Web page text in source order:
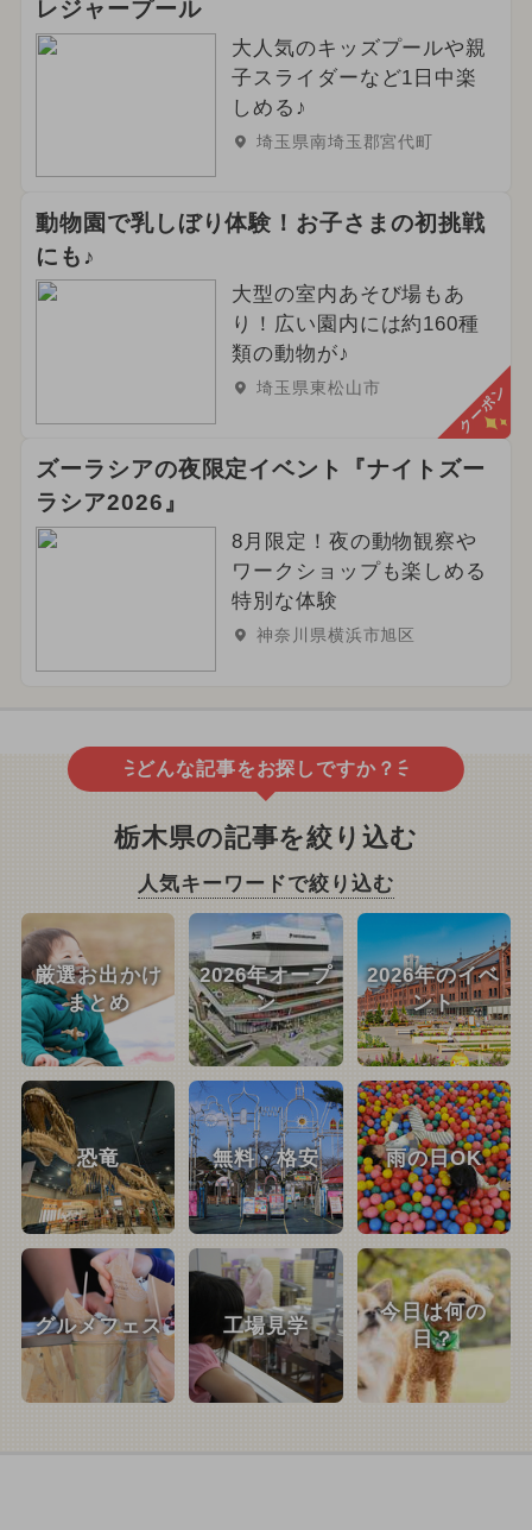
レジャープール
大人気のキッズプールや親
子スライダーなど1日中楽
しめる♪
埼玉県南埼玉郡宮代町
動物園で乳しぼり体験！お子さまの初挑戦
にも♪
大型の室内あそび場もあ
り！広い園内には約160種
類の動物が♪
埼玉県東松山市 クーポン
ズーラシアの夜限定イベント『ナイトズー
ラシア2026』
8月限定！夜の動物観察や
ワークショップも楽しめる
特別な体験
神奈川県横浜市旭区
どんな記事をお探しですか？
栃木県の記事を絞り込む
人気キーワードで絞り込む
厳選お出かけ
まとめ
2026年オープ
ン
2026年のイベ
ント
恐竜 無料・格安 雨の日OK
グルメフェス 工場見学
今日は何の
日？